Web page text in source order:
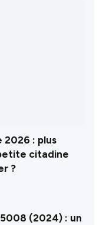
2026 : plus
citadine
?
(2024) : un